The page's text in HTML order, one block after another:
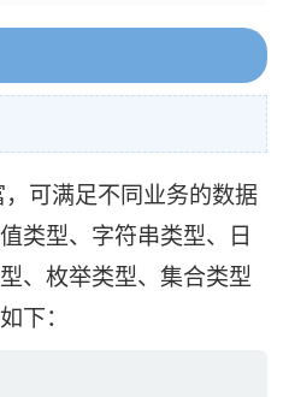
可满足不同业务的数据
类型、字符串类型、日
、枚举类型、集合类型
下：